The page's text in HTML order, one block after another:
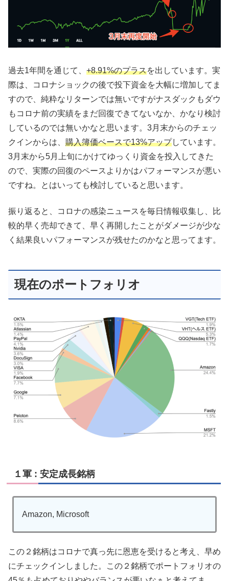
過去1年間を通じて、 +8.91%のプラスを出しています。実
際は、コロナショックの後で投下資金を大幅に増加してま
すので、純粋なリターンでは無いですがナスダックもダウ
もコロナ前の実績をまだ回復できてないなか、かなり検討
しているのでは無いかなと思います。3月末からのチェッ
クインからは、 購入簿価ベースで13%アップしています。
3月末から5月上旬にかけてゆっくり資金を投入してきた
ので、実際の回復のペースよりかはパフォーマンスが悪い
ですね。とはいっても検討していると思います。
振り返ると、コロナの感染ニュースを毎日情報収集し、比
較的早く売却できて、早く再開したことがダメージが少な
く結果良いパフォーマンスが残せたのかなと思ってます。
現在のポートフォリオ
１軍 : 安定成長銘柄
Amazon, Microsoft
この２銘柄はコロナで真っ先に恩恵を受けると考え、早め
にチェックインしました。この２銘柄でポートフォリオの